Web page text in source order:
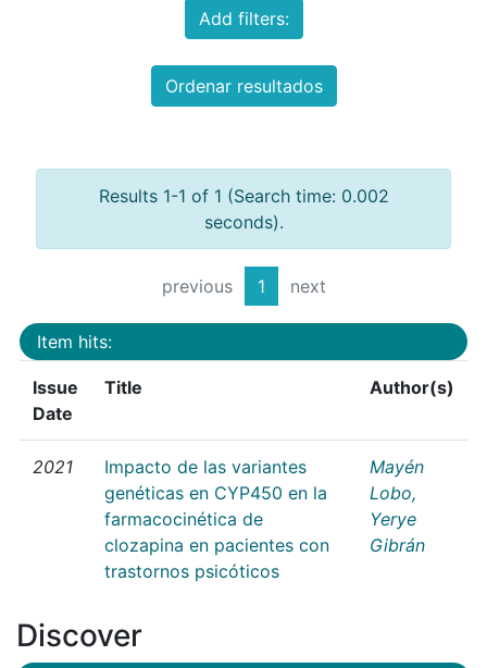
Add filters:
Ordenar resultados
Results 1-1 of 1 (Search time: 0.002
seconds).
previous 1 next
Item hits:
Issue
Date
Title Author(s)
2021
Impacto de las variantes
genéticas en CYP450 en la
farmacocinética de
clozapina en pacientes con
trastornos psicóticos
Mayén
Lobo,
Yerye
Gibrán
Discover